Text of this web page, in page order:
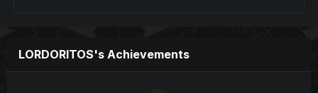
LORDORITOS's Achievements